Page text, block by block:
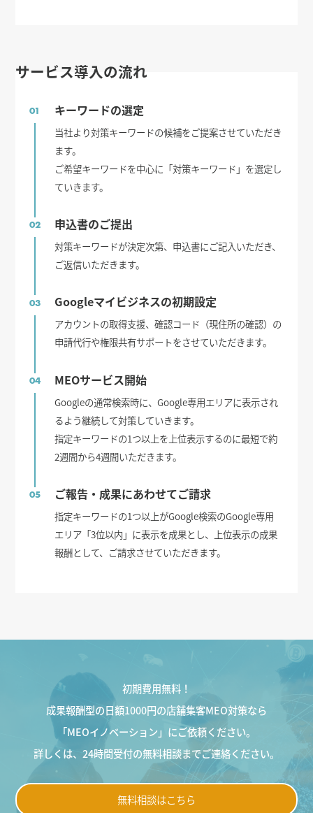
サービス導入の流れ
01 キーワードの選定
当社より対策キーワードの候補をご提案させていただき
ます。
ご希望キーワードを中心に「対策キーワード」を選定し
ていきます。
02 申込書のご提出
対策キーワードが決定次第、申込書にご記入いただき、
ご返信いただきます。
03 Googleマイビジネスの初期設定
アカウントの取得支援、確認コード（現住所の確認）の
申請代行や権限共有サポートをさせていただきます。
04 MEOサービス開始
Googleの通常検索時に、Google専用エリアに表示され
るよう継続して対策していきます。
指定キーワードの1つ以上を上位表示するのに最短で約
2週間から4週間いただきます。
05 ご報告・成果にあわせてご請求
指定キーワードの1つ以上がGoogle検索のGoogle専用
エリア「3位以内」に表示を成果とし、上位表示の成果
報酬として、ご請求させていただきます。
初期費用無料！
成果報酬型の日額1000円の店舗集客MEO対策なら
「MEOイノベーション」にご依頼ください。
詳しくは、24時間受付の無料相談までご連絡ください。
無料相談はこちら